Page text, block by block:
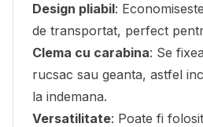
Design pliabil:
de transportat, perfect
Clema cu carabina: Se
rucsac sau geanta, astfel
la indemana.
Versatilitate: Poate fi